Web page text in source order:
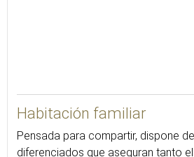
Habitación familiar
Pensada para compartir, dispone
diferenciados que aseguran tanto